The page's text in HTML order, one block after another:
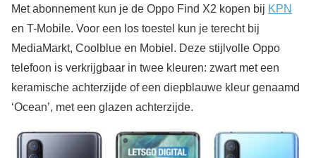
Met abonnement kun je de Oppo Find X2 kopen bij KPN
en T-Mobile. Voor een los toestel kun je terecht bij
MediaMarkt, Coolblue en Mobiel. Deze stijlvolle Oppo
telefoon is verkrijgbaar in twee kleuren: zwart met een
keramische achterzijde of een diepblauwe kleur genaamd
‘Ocean’, met een glazen achterzijde.